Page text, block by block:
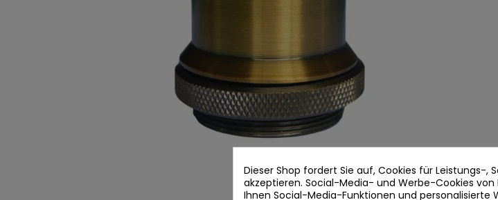
Dieser Shop fordert Sie auf, Cookies für Leistungs-,
akzeptieren. Social-Media- und Werbe-Cookies
Ihnen Social-Media-Funktionen und personalisierte